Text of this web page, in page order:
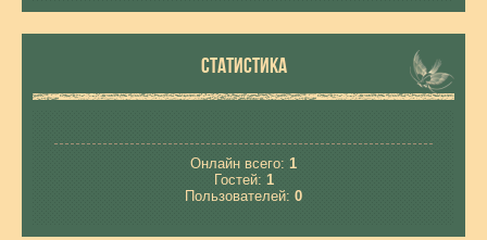
СТАТИСТИКА
Онлайн всего: 1
Гостей: 1
Пользователей: 0